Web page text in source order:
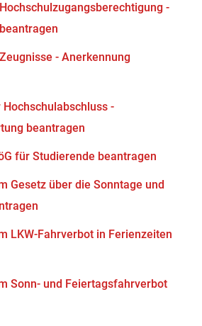
-
- Anerkennung
-
beantragen
für Studierende beantragen
Gesetz über die Sonntage und
LKW-Fahrverbot in Ferienzeiten
Sonn- und Feiertagsfahrverbot